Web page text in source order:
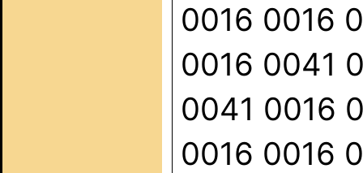
0016 0016
0016 0041
0041 0016
0016 0016